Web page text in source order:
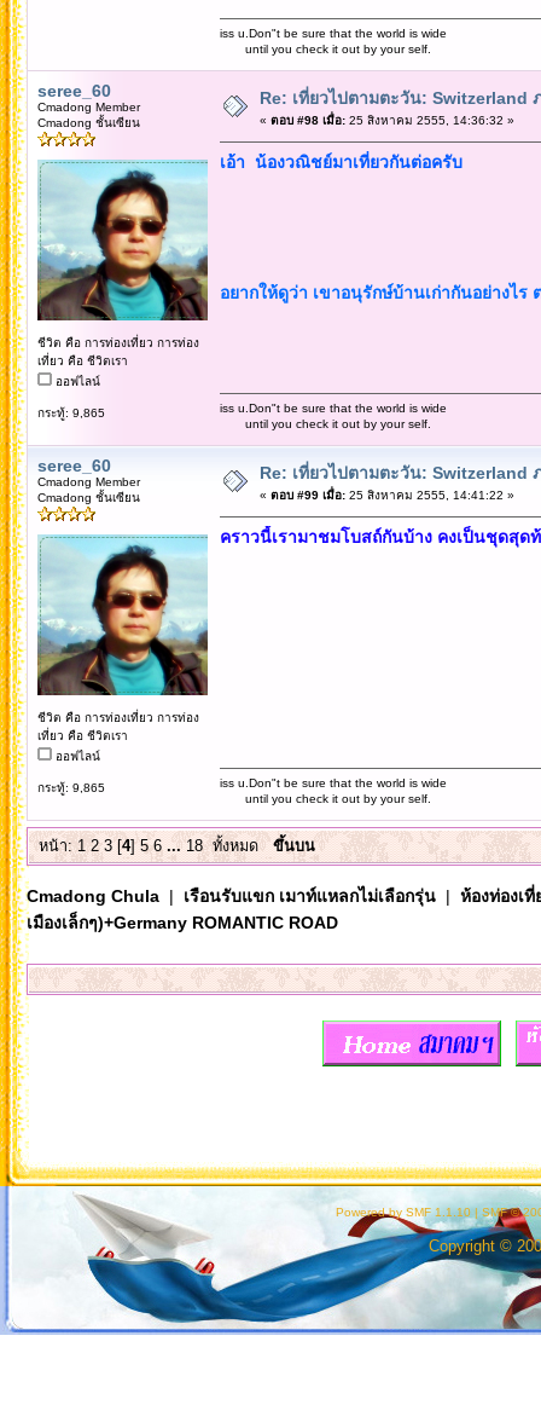
iss u.Don"t be sure that the world is wide
until you check it out by your self.
seree_60
Cmadong Member
Cmadong ชั้นเซียน
ชีวิต คือ การท่องเที่ยว การท่อง
เที่ยว คือ ชีวิตเรา
ออฟไลน์
กระทู้: 9,865
Re: เที่ยวไปตามตะวัน: Switzerland
« ตอบ #98 เมื่อ:25 สิงหาคม 2555, 14:36:32 »
เอ้า น้องวณิชย์มาเที่ยวกันต่อครับ
อยากให้ดูว่า เขาอนุรักษ์บ้านเก่ากันอย่างไ
iss u.Don"t be sure that the world is wide
until you check it out by your self.
seree_60
Cmadong Member
Cmadong ชั้นเซียน
ชีวิต คือ การท่องเที่ยว การท่อง
เที่ยว คือ ชีวิตเรา
ออฟไลน์
กระทู้: 9,865
Re: เที่ยวไปตามตะวัน: Switzerland
« ตอบ #99 เมื่อ:25 สิงหาคม 2555, 14:41:22 »
คราวนี้เรามาชมโบสถ์กันบ้าง คงเป็นชุดสุด
iss u.Don"t be sure that the world is wide
until you check it out by your self.
หน้า:1 2 3[4]5 6 ...18 ทั้งหมด ขึ้นบน
Cmadong Chula| เรือนรับแขก เมาท์แหลกไม่เลือกรุ่น| ห้องท่องเ
เมืองเล็กๆ)+Germany ROMANTIC ROAD
Powered by SMF 1.1.10 | SMF ©
Copyright ©